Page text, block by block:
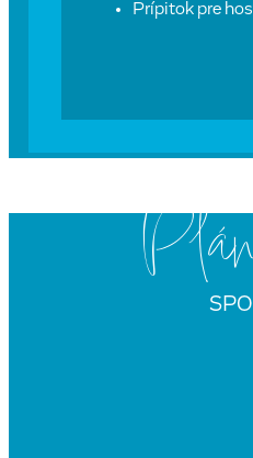
Od júna do septembra je
rozpuku, levanduľové
voňavé. Políčko je dobrá
Prípitok pre